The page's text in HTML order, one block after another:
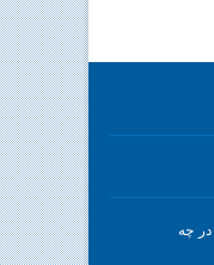
چه